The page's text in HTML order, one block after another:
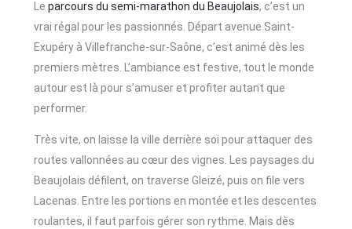
Leparcours du semi-marathon du Beaujolais, c’est un
vrai régal pour les passionnés. Départ avenue Saint-
Exupéry à Villefranche-sur-Saône, c’est animé dès les
premiers mètres. L’ambiance est festive, tout le monde
autour est là pour s’amuser et profiter autant que
performer.
Très vite, on laisse la ville derrière soi pour attaquer des
routes vallonnées au cœur des vignes. Les paysages du
Beaujolais défilent, on traverse Gleizé, puis on file vers
Lacenas. Entre les portions en montée et les descentes
roulantes, il faut parfois gérer son rythme. Mais dès